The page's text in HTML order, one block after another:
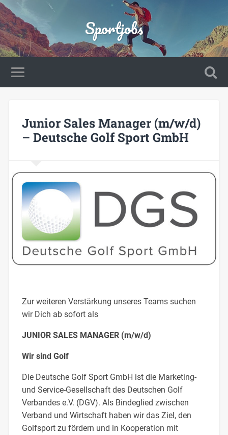
Sportjobs
Junior Sales Manager (m/w/d)
– Deutsche Golf Sport GmbH
Zur weiteren Verstärkung unseres Teams suchen
wir Dich ab sofort als
JUNIOR SALES MANAGER (m/w/d)
Wir sind Golf
Die Deutsche Golf Sport GmbH ist die Marketing-
und Service-Gesellschaft des Deutschen Golf
Verbandes e.V. (DGV). Als Bindeglied zwischen
Verband und Wirtschaft haben wir das Ziel, den
Golfsport zu fördern und in Kooperation mit